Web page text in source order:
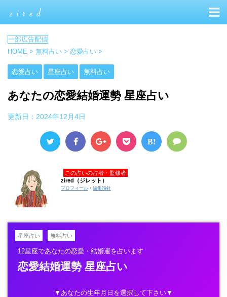
HOME > 無料占い > 恋愛占い >
恋愛占い 星座占い 無料占い
あなたの恋愛結婚運勢 星座占い
更新日： 2024年12月4日
B!
この占いの占者・監修者
zired（ジレット）
プロフィール ・ 編集指針
星座占い 無料占い
12星座であなたの恋愛・結婚運を占います
恋愛結婚運勢 星座占い
▼あなたの生年月日を選択して下さい▼